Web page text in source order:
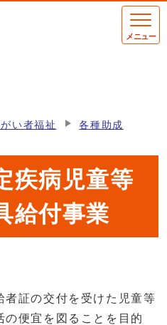
メニュー
がい者福祉 各種助成
疾病児童等
給付事業
証の交付を受けた児童等
の便宜を図ることを目的